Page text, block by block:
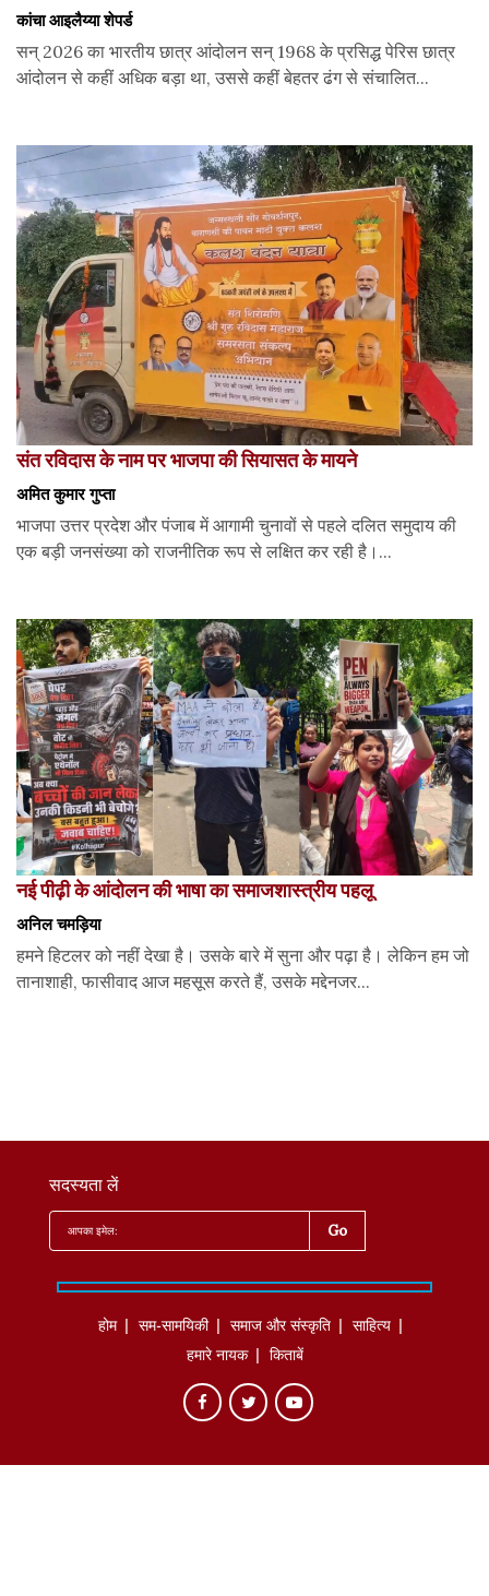
कांचा आइलैय्या शेपर्ड
सन् 2026 का भारतीय छात्र आंदोलन सन् 1968 के प्रसिद्ध पेरिस छात्र
आंदोलन से कहीं अधिक बड़ा था, उससे कहीं बेहतर ढंग से संचालित...
संत रविदास के नाम पर भाजपा की सियासत के मायने
अमित कुमार गुप्ता
भाजपा उत्तर प्रदेश और पंजाब में आगामी चुनावों से पहले दलित समुदाय की
एक बड़ी जनसंख्या को राजनीतिक रूप से लक्षित कर रही है।...
नई पीढ़ी के आंदोलन की भाषा का समाजशास्त्रीय पहलू
अनिल चमड़िया
हमने हिटलर को नहीं देखा है। उसके बारे में सुना और पढ़ा है। लेकिन हम जो
तानाशाही, फासीवाद आज महसूस करते हैं, उसके मद्देनजर...
सदस्यता लें
होम सम-सामयिकी समाज और संस्कृति
साहित्‍य
हमारे नायक
किताबें